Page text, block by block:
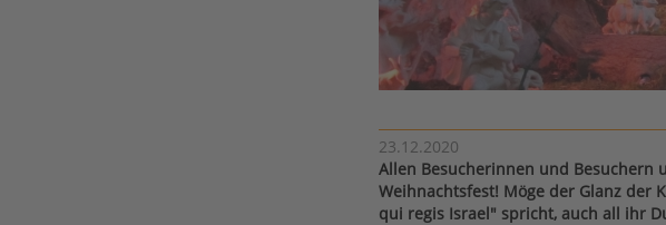
23.12.2020
Allen Besucherinnen und Besuchern
Weihnachtsfest! Möge der Glanz der
qui regis Israel" spricht, auch all ihr